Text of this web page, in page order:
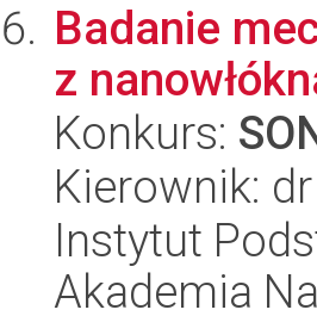
Badanie
z
Konkurs:
Kierownik:
Instytut
Akademia